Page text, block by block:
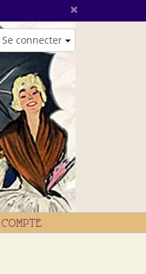
×
Se connecter